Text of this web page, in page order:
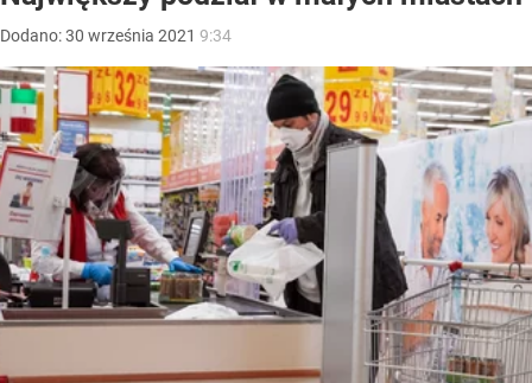
Dodano:30 września 2021 9:34